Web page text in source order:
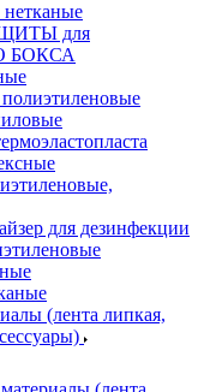
для
БОКСА
для дезинфекции
(лента липкая,